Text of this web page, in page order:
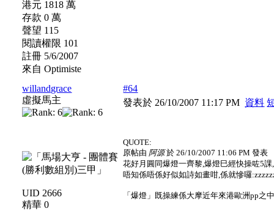
港元 1818 萬
存款 0 萬
聲望 115
閱讀權限 101
註冊 5/6/2007
來自 Optimiste
willandgrace
虛擬馬主
UID 2666
精華 0
#64
發表於 26/10/2007 11:17 PM 資料
QUOTE:
原帖由阿源於 26/10/2007 11:06 PM 發表
花好月圓同爆燈一齊黎,爆燈巳經快操咗5
唔知係唔係好似如詩如畫咁,係就慘囉
「爆燈」既操練係大摩近年來港歐洲pp